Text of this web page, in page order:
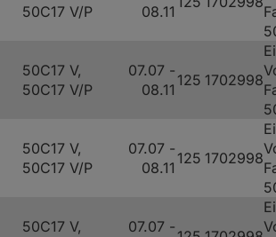
50C17 V/P
08.11
50C17 V,
50C17 V/P
07.07 -
08.11
125 1702998
50C17 V,
50C17 V/P
07.07 -
08.11
125 1702998
50C17 V,
07.07 -